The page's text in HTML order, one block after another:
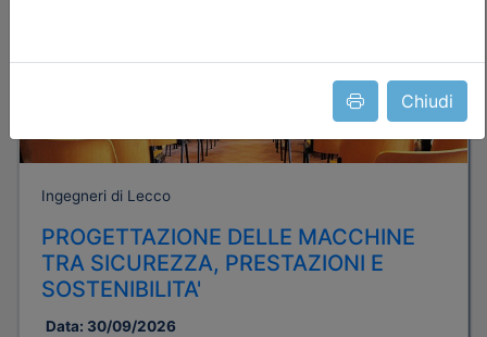
Chiudi
Ingegneri di Lecco
PROGETTAZIONE DELLE MACCHINE
TRA SICUREZZA, PRESTAZIONI E
SOSTENIBILITA'
Data: 30/09/2026